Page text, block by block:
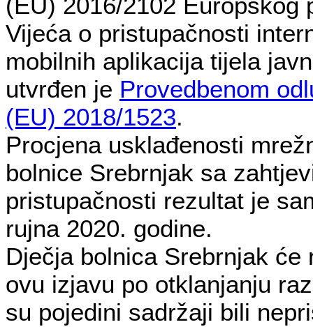
Vijeća o pristupačnosti
mobilnih aplikacija tijela
utvrđen je Provedbenom
(EU) 2018/1523.
Procjena usklađenosti
bolnice Srebrnjak sa
pristupačnosti rezultat je
rujna 2020. godine.
Dječja bolnica Srebrnjak će
ovu izjavu po otklanjanju
su pojedini sadržaji bili